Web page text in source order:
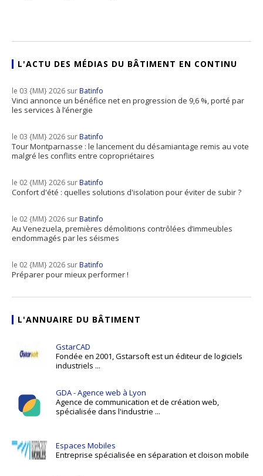
L'ACTU DES MÉDIAS DU BÂTIMENT EN CONTINU
le 03 {MM} 2026 surBatinfo
Vinci annonce un bénéfice net en progression de 9,6 %, porté par
les services à l’énergie
le 03 {MM} 2026 surBatinfo
Tour Montparnasse : le lancement du désamiantage remis au vote
malgré les conflits entre copropriétaires
le 02 {MM} 2026 surBatinfo
Confort d'été : quelles solutions d'isolation pour éviter de subir ?
le 02 {MM} 2026 surBatinfo
Au Venezuela, premières démolitions contrôlées d’immeubles
endommagés par les séismes
le 02 {MM} 2026 surBatinfo
Préparer pour mieux performer !
L'ANNUAIRE DU BÂTIMENT
GstarCAD
Fondée en 2001, Gstarsoft est un éditeur de logiciels
industriels ...
GDA - Agence web à Lyon
Agence de communication et de création web,
spécialisée dans l'industrie ...
Espaces Mobiles
Entreprise spécialisée en séparation et cloison mobile